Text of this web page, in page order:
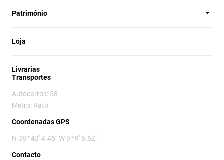
Património
Loja
Livrarias
Transportes
Autocarros: 58
Metro: Rato
Coordenadas GPS
N 38º 43' 4.45" W 9º 9' 6.62"
Contacto